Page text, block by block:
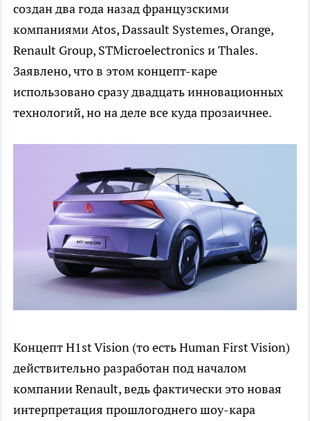
создан два года назад французскими
компаниями Atos, Dassault Systemes, Orange,
Renault Group, STMicroelectronics и Thales.
Заявлено, что в этом концепт-каре
использовано сразу двадцать инновационных
технологий, но на деле все куда прозаичнее.
Концепт H1st Vision (то есть Human First Vision)
действительно разработан под началом
компании Renault, ведь фактически это новая
интерпретация прошлогоднего шоу-кара